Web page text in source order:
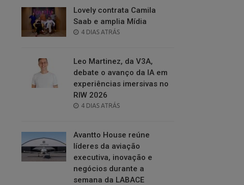
Lovely contrata Camila
Saab e amplia Mídia
POSTED
4 DIAS ATRÁS
Leo Martinez, da V3A,
debate o avanço da IA em
experiências imersivas no
RIW 2026
POSTED
4 DIAS ATRÁS
Avantto House reúne
líderes da aviação
executiva, inovação e
negócios durante a
semana da LABACE